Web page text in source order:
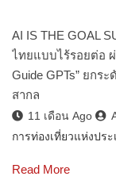
AI IS THE GOAL
ไทยแบบไร้รอยต่อ ผ่
Guide GPTs” ยกร
สากล
11 เดือน Ago
การท่องเที่ยวแห่งประ
Read More